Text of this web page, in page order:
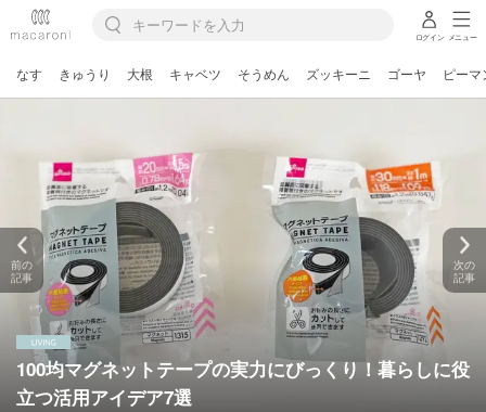
ログイン メニュー
なす きゅうり 大根 キャベツ そうめん ズッキーニ ゴーヤ ピーマ
100均マグネットテープの実力にびっくり！暮らしに役
立つ活用アイデア7選
前の
記事
次の
記事